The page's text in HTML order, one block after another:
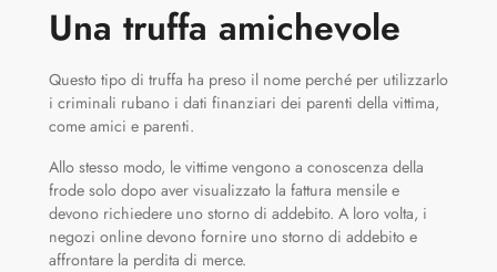
Una truffa amichevole
Questo tipo di truffa ha preso il nome perché per utilizzarlo
i criminali rubano i dati finanziari dei parenti della vittima,
come amici e parenti.
Allo stesso modo, le vittime vengono a conoscenza della
frode solo dopo aver visualizzato la fattura mensile e
devono richiedere uno storno di addebito. A loro volta, i
negozi online devono fornire uno storno di addebito e
affrontare la perdita di merce.